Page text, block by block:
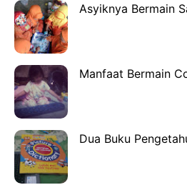
Asyiknya Bermain
Manfaat Bermain
Dua Buku